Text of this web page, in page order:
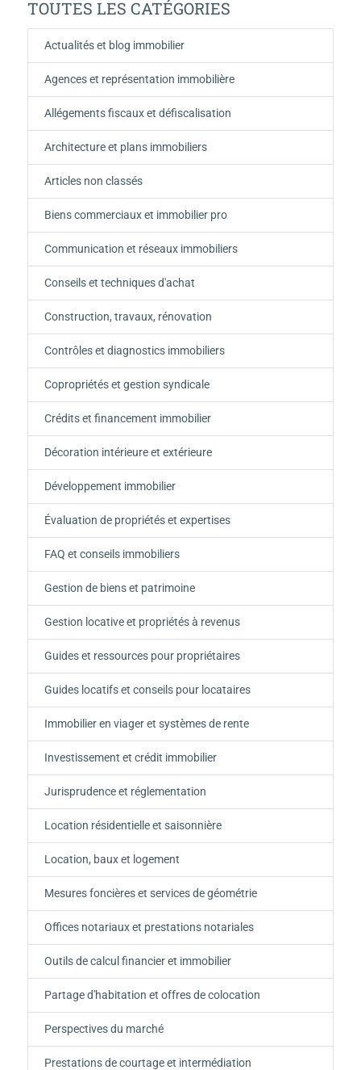
TOUTES LES CATÉGORIES
Actualités et blog immobilier
Agences et représentation immobilière
Allégements fiscaux et défiscalisation
Architecture et plans immobiliers
Articles non classés
Biens commerciaux et immobilier pro
Communication et réseaux immobiliers
Conseils et techniques d'achat
Construction, travaux, rénovation
Contrôles et diagnostics immobiliers
Copropriétés et gestion syndicale
Crédits et financement immobilier
Décoration intérieure et extérieure
Développement immobilier
Évaluation de propriétés et expertises
FAQ et conseils immobiliers
Gestion de biens et patrimoine
Gestion locative et propriétés à revenus
Guides et ressources pour propriétaires
Guides locatifs et conseils pour locataires
Immobilier en viager et systèmes de rente
Investissement et crédit immobilier
Jurisprudence et réglementation
Location résidentielle et saisonnière
Location, baux et logement
Mesures foncières et services de géométrie
Offices notariaux et prestations notariales
Outils de calcul financier et immobilier
Partage d'habitation et offres de colocation
Perspectives du marché
Prestations de courtage et intermédiation